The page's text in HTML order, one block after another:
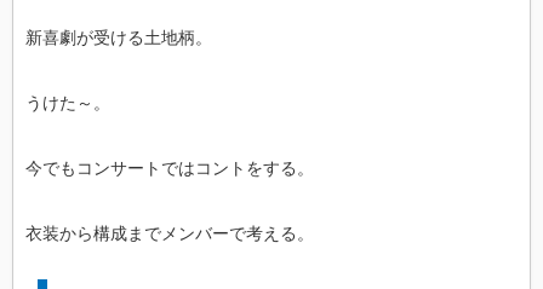
新喜劇が受ける土地柄。
うけた～。
今でもコンサートではコントをする。
衣装から構成までメンバーで考える。